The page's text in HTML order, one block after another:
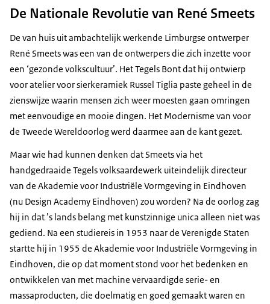
De Nationale Revolutie van René Smeets
De van huis uit ambachtelijk werkende Limburgse ontwerper
René Smeets was een van de ontwerpers die zich inzette voor
een ‘gezonde volkscultuur’. Het Tegels Bont dat hij ontwierp
voor atelier voor sierkeramiek Russel Tiglia paste geheel in de
zienswijze waarin mensen zich weer moesten gaan omringen
met eenvoudige en mooie dingen. Het Modernisme van voor
de Tweede Wereldoorlog werd daarmee aan de kant gezet.
Maar wie had kunnen denken dat Smeets via het
handgedraaide Tegels volksaardewerk uiteindelijk directeur
van de Akademie voor Industriële Vormgeving in Eindhoven
(nu Design Academy Eindhoven) zou worden? Na de oorlog zag
hij in dat ’s lands belang met kunstzinnige unica alleen niet was
gediend. Na een studiereis in 1953 naar de Verenigde Staten
startte hij in 1955 de Akademie voor Industriële Vormgeving in
Eindhoven, die op dat moment stond voor het bedenken en
ontwikkelen van met machine vervaardigde serie- en
massaproducten, die doelmatig en goed gemaakt waren en